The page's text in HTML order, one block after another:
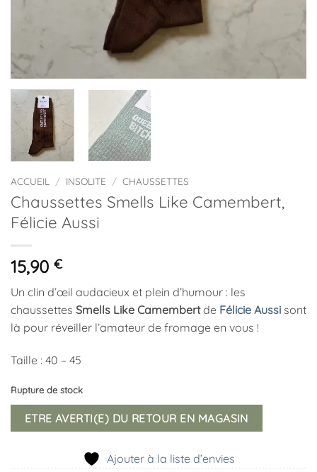
ACCUEIL / INSOLITE / CHAUSSETTES
Chaussettes Smells Like Camembert,
Félicie Aussi
15,90 €
Un clin d’œil audacieux et plein d’humour : les
chaussettes Smells Like Camembertde Félicie Aussi sont
là pour réveiller l’amateur de fromage en vous !
Taille : 40 – 45
Rupture de stock
ETRE AVERTI(E) DU RETOUR EN MAGASIN
Ajouter à la liste d’envies